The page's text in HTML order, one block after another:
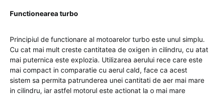
Functionearea turbo
Principiul de functionare al motoarelor turbo este unul simplu.
Cu cat mai mult creste cantitatea de oxigen in cilindru, cu atat
mai puternica este explozia. Utilizarea aerului rece care este
mai compact in comparatie cu aerul cald, face ca acest
sistem sa permita patrunderea unei cantitati de aer mai mare
in cilindru, iar astfel motorul este actionat la o mai mare